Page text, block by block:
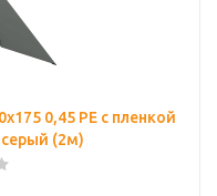
0,45 PE с пленкой
(2м)